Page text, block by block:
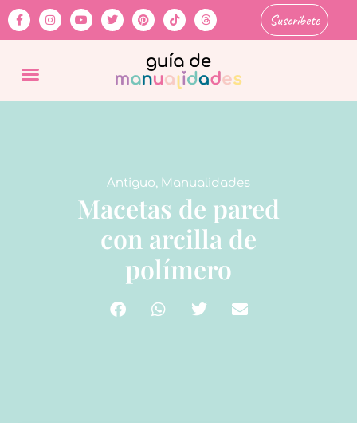
Suscríbete
Antiguo, Manualidades
Macetas de pared
con arcilla de
polímero